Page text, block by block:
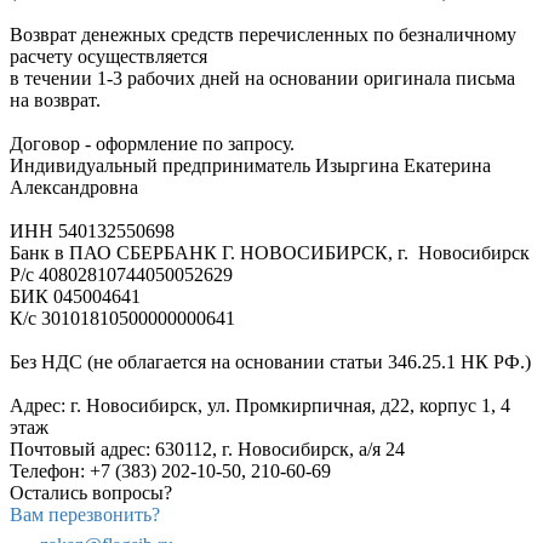
Возврат денежных средств перечисленных по безналичному
расчету осуществляется
в течении 1-3 рабочих дней на основании оригинала письма
на возврат.
Договор - оформление по запросу.
Индивидуальный предприниматель Изыргина Екатерина
Александровна
ИНН 540132550698
Банк в ПАО СБЕРБАНК Г. НОВОСИБИРСК, г. Новосибирск
Р/с 40802810744050052629
БИК 045004641
К/с 30101810500000000641
Без НДС (не облагается на основании статьи 346.25.1 НК РФ.)
Адрес: г. Новосибирск, ул. Промкирпичная, д22, корпус 1, 4
этаж
Почтовый адрес: 630112, г. Новосибирск, а/я 24
Телефон: +7 (383) 202-10-50, 210-60-69
Остались вопросы?
Вам перезвонить?